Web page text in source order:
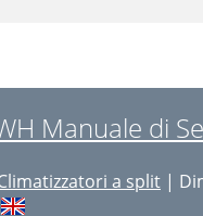
Manuale di
a split |